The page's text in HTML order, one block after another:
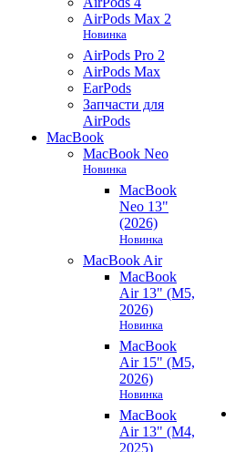
AirPods Max 2
Новинка
AirPods Pro 2
AirPods Max
EarPods
Запчасти для
AirPods
MacBook
MacBook Neo
Новинка
MacBook
Neo 13"
(2026)
Новинка
MacBook Air
MacBook
Air 13" (M5,
2026)
Новинка
MacBook
Air 15" (M5,
2026)
Новинка
MacBook
Air 13" (M4,
2025)